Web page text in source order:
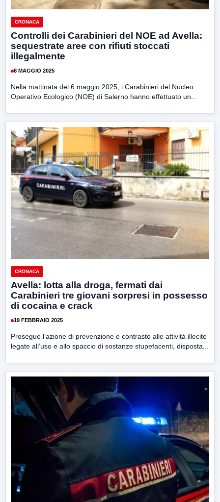
CRONACA
Controlli dei Carabinieri del NOE ad Avella:
sequestrate aree con rifiuti stoccati
illegalmente
8 MAGGIO 2025
Nella mattinata del 6 maggio 2025, i Carabinieri del Nucleo
Operativo Ecologico (NOE) di Salerno hanno effettuato un...
CRONACA
Avella: lotta alla droga, fermati dai
Carabinieri tre giovani sorpresi in possesso
di cocaina e crack
19 FEBBRAIO 2025
Prosegue l’azione di prevenzione e contrasto alle attività illecite
legate all’uso e allo spaccio di sostanze stupefacenti, disposta...